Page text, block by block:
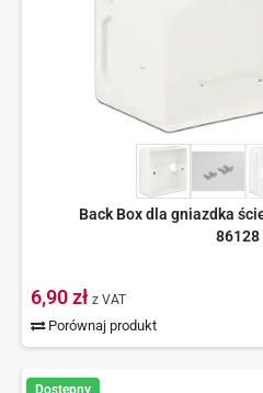
Back Box dla gniazdka
86128
6,90 zł z VAT
Porównaj produkt
Dostępny